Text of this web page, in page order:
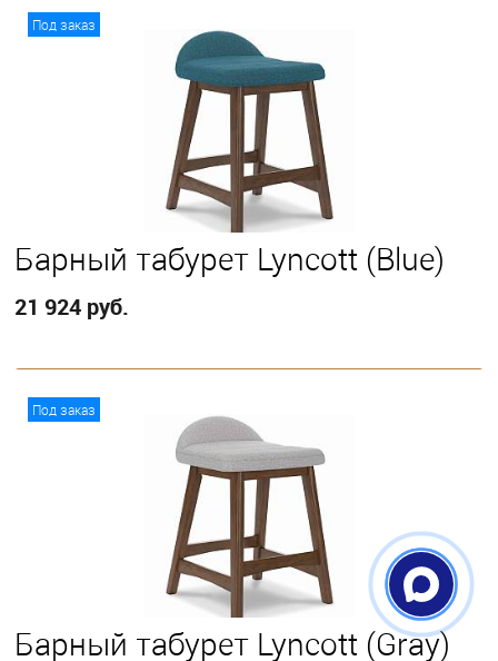
Под заказ
Барный табурет Lyncott (Blue)
21 924 руб.
Под заказ
Барный табурет Lyncott (Gray)